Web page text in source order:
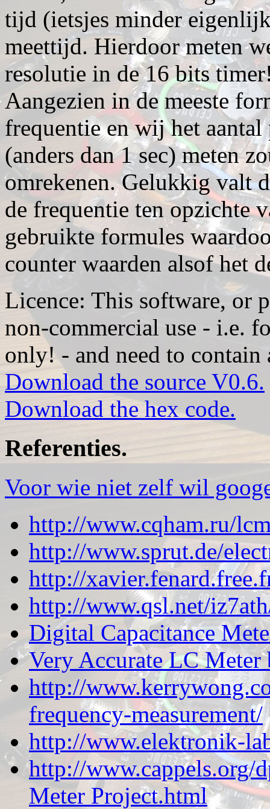
tijd (ietsjes minder
meettijd. Hierdoor meten
resolutie in de 16 bits
Aangezien in de meeste
frequentie en wij het
(anders dan 1 sec) meten
omrekenen. Gelukkig valt
de frequentie ten opzichte
gebruikte formules
counter waarden alsof het
Licence: This software, or
non-commercial use - i.e.
only! - and need to
Download the source V0.6.
Download the hex code.
Referenties.
Voor wie niet zelf wil
http://www.cqham.ru/
http://www.sprut.de/
http://
http://www.qsl.net/
Digital Capacitance
Very Accurate LC Meter
http://
frequency-measurement/
http://www.elektronik-
http://www.cappels.org/
Meter Project.html